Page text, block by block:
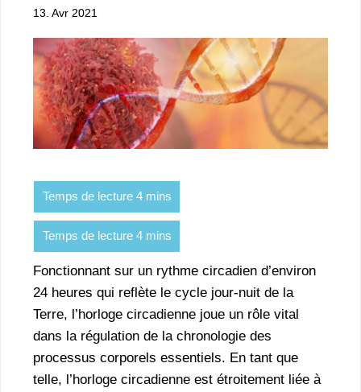
13. Avr 2021
Fonctionnant sur un rythme circadien d’environ
24 heures qui reflète le cycle jour-nuit de la
Terre, l’horloge circadienne joue un rôle vital
dans la régulation de la chronologie des
processus corporels essentiels. En tant que
telle, l’horloge circadienne est étroitement liée à